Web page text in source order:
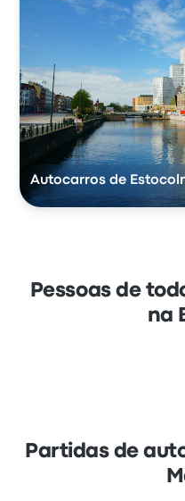
Autocarros de
Pessoas de
na
Partidas de